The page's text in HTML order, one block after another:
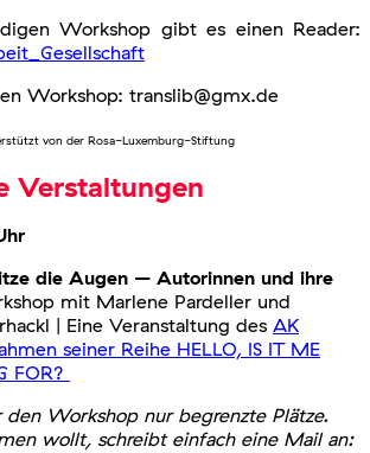
Workshop gibt es einen Reader:
Workshop: translib@gmx.de
von der Rosa-Luxemburg-Stiftung
Verstaltungen
die Augen – Autorinnen und ihre
mit Marlene Pardeller und
| Eine Veranstaltung des AK
seiner Reihe HELLO, IS IT ME
FOR?
Workshop nur begrenzte Plätze.
wollt, schreibt einfach eine Mail an: